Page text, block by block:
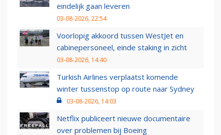
eindelijk gaan leveren
03-08-2026, 22:54
Voorlopig akkoord tussen WestJet en
cabinepersoneel, einde staking in zicht
03-08-2026, 14:40
Turkish Airlines verplaatst komende
winter tussenstop op route naar Sydney
03-08-2026, 14:03
Netflix publiceert nieuwe documentaire
over problemen bij Boeing